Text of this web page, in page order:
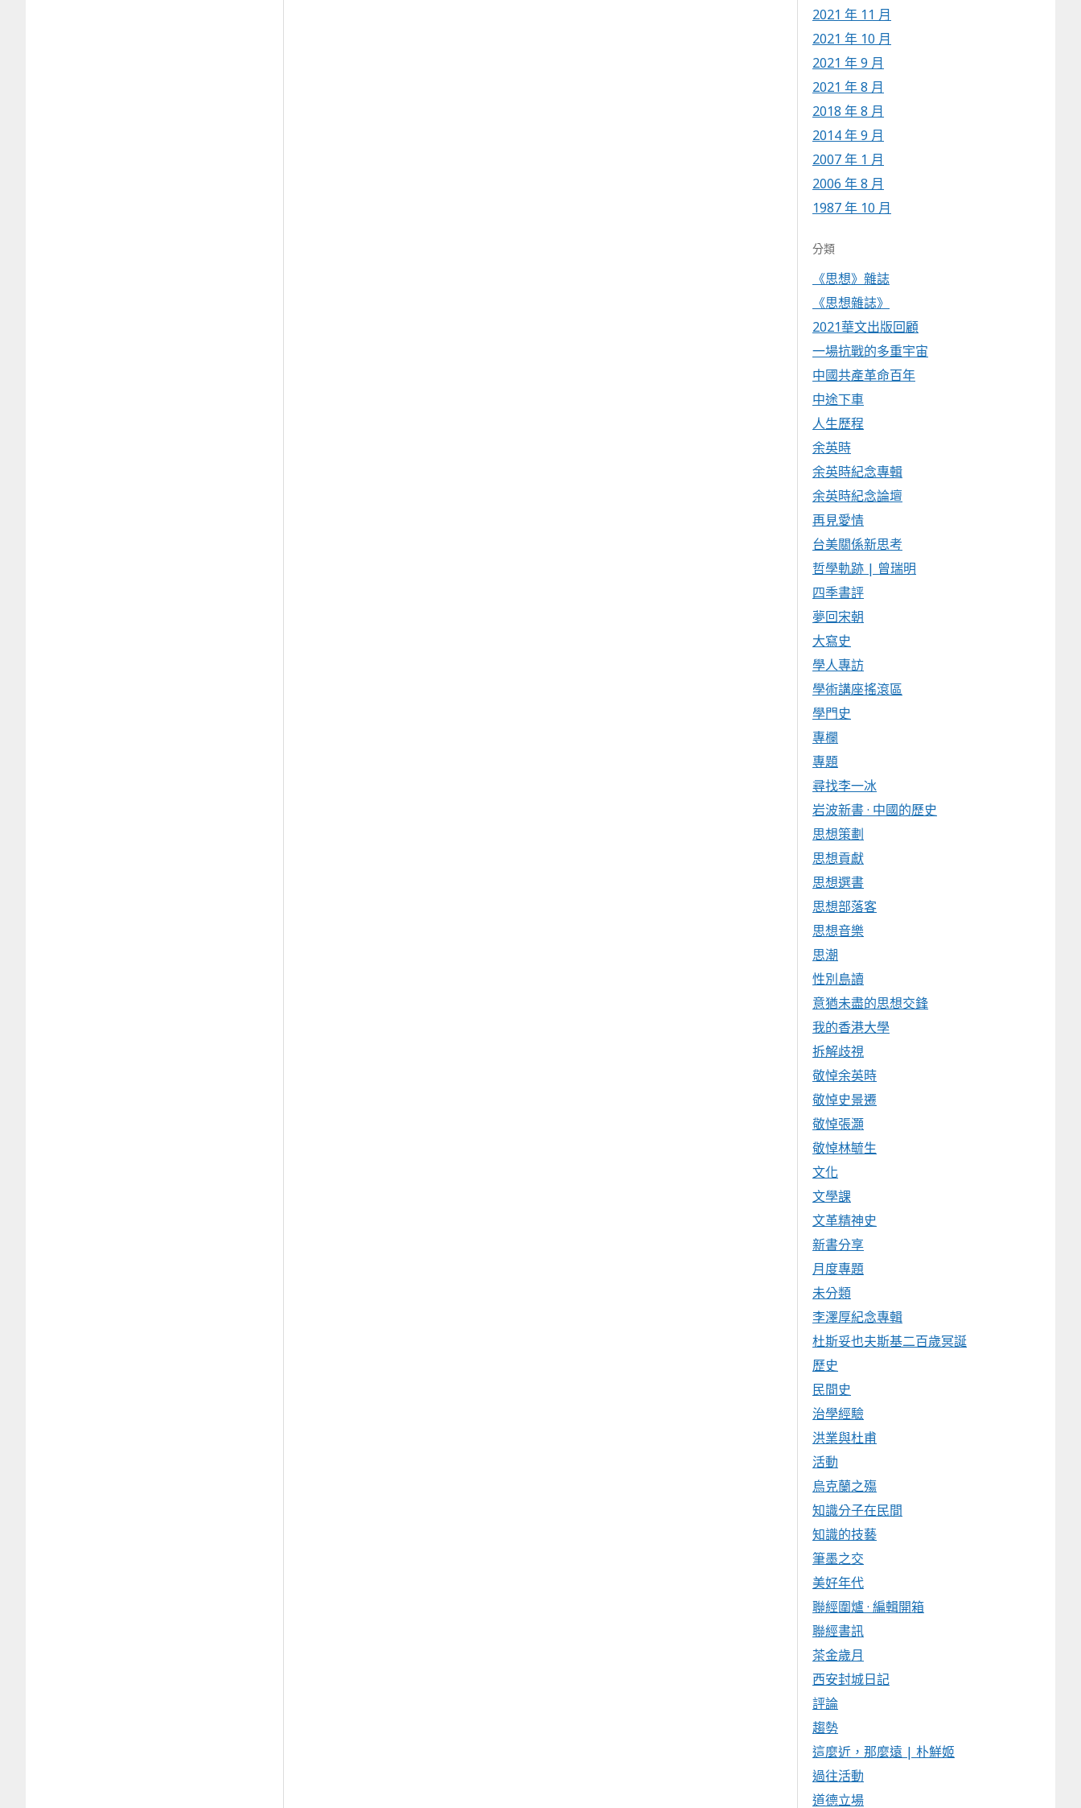
2021 年 11 月
2021 年 10 月
2021 年 9 月
2021 年 8 月
2018 年 8 月
2014 年 9 月
2007 年 1 月
2006 年 8 月
1987 年 10 月
分類
《思想》雜誌
《思想雜誌》
2021華文出版回顧
一場抗戰的多重宇宙
中國共產革命百年
中途下車
人生歷程
余英時
余英時紀念專輯
余英時紀念論壇
再見愛情
台美關係新思考
哲學軌跡 | 曾瑞明
四季書評
夢回宋朝
大寫史
學人專訪
學術講座搖滾區
學門史
專欄
專題
尋找李一冰
岩波新書 · 中國的歷史
思想策劃
思想貢獻
思想選書
思想部落客
思想音樂
思潮
性別島讀
意猶未盡的思想交鋒
我的香港大學
拆解歧視
敬悼余英時
敬悼史景遷
敬悼張灝
敬悼林毓生
文化
文學課
文革精神史
新書分享
月度專題
未分類
李澤厚紀念專輯
杜斯妥也夫斯基二百歲冥誕
歷史
民間史
治學經驗
洪業與杜甫
活動
烏克蘭之殤
知識分子在民間
知識的技藝
筆墨之交
美好年代
聯經圍爐 · 編輯開箱
聯經書訊
茶金歲月
西安封城日記
評論
趨勢
這麼近，那麼遠 | 朴鮮姬
過往活動
道德立場